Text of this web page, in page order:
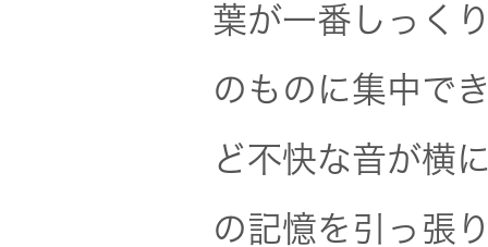
葉が一番しっく
のものに集中で
ど不快な音が横
の記憶を引っ張